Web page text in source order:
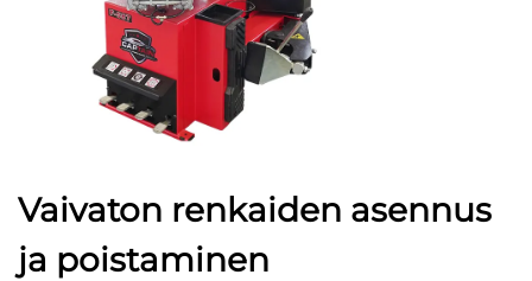
Vaivaton renkaiden asennus
ja poistaminen